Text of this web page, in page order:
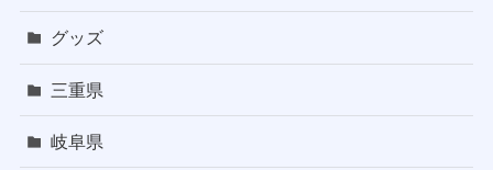
グッズ
三重県
岐阜県